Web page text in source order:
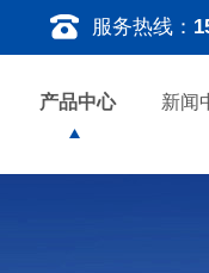
服务热线：
产品中心 新闻